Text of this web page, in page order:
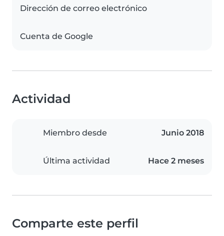
Dirección de correo electrónico
Cuenta de Google
Actividad
Miembro desde Junio 2018
Última actividad Hace 2 meses
Comparte este perfil